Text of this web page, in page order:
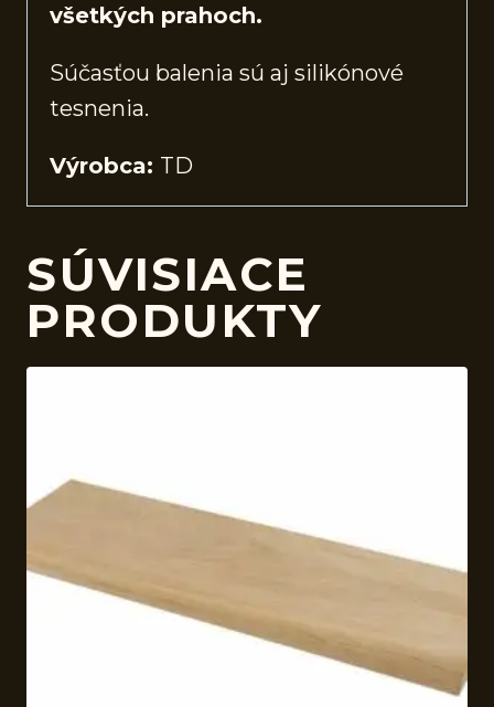
všetkých prahoch.
Súčasťou balenia sú aj silikónové
tesnenia.
Výrobca: TD
SÚVISIACE
PRODUKTY